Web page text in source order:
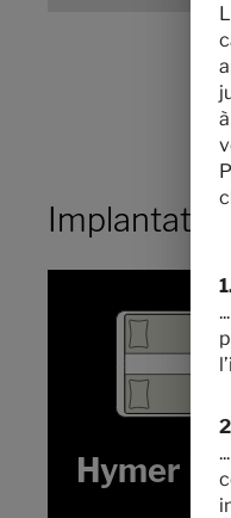
Implantation
Hymer